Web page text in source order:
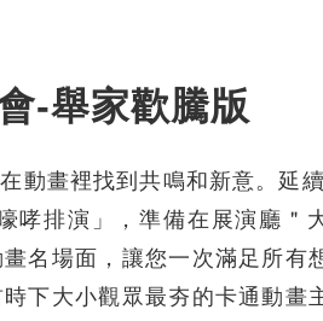
-舉家歡騰版
動畫裡找到共鳴和新意。延
哮排演」，準備在展演廳＂
名場面，讓您一次滿足所有
下大小觀眾最夯的卡通動畫